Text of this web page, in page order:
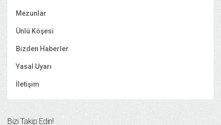
Mezunlar
Ünlü Köşesi
Bizden Haberler
Yasal Uyarı
İletişim
Bizi Takip Edin!